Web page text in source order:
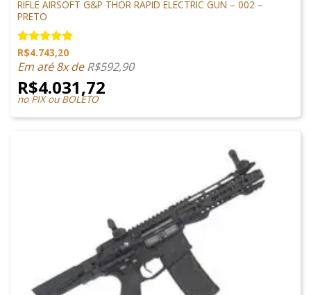
RIFLE AIRSOFT G&P THOR RAPID ELECTRIC GUN – 002 –
PRETO
Avaliação
5.00 de 5
R$4.743,20
Em até 8x deR$592,90
R$4.031,72
no PIX ou BOLETO